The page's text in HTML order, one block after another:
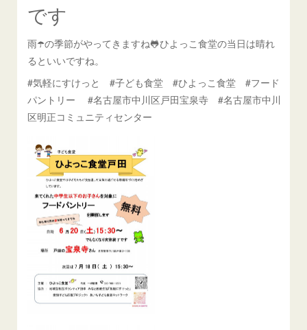
です
雨☂️の季節がやってきますね🐸ひよっこ食堂の当日は晴れ
るといいですね。
#気軽にすけっと #子ども食堂 #ひよっこ食堂 #フード
パントリー #名古屋市中川区戸田宝泉寺 #名古屋市中川
区明正コミュニティセンター